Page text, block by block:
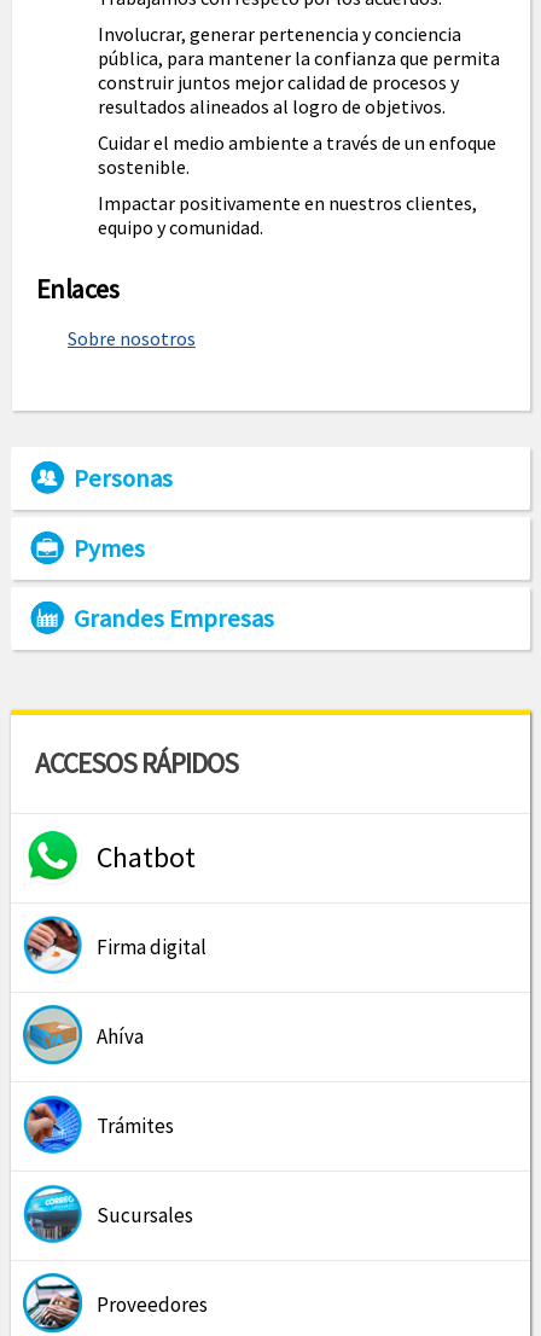
Involucrar, generar pertenencia y conciencia
pública, para mantener la confianza que permita
construir juntos mejor calidad de procesos y
resultados alineados al logro de objetivos.
Cuidar el medio ambiente a través de un enfoque
sostenible.
Impactar positivamente en nuestros clientes,
equipo y comunidad.
Enlaces
Sobre nosotros
Personas
Pymes
Grandes Empresas
ACCESOS RÁPIDOS
Chatbot
Firma digital
Ahíva
Trámites
Sucursales
Proveedores